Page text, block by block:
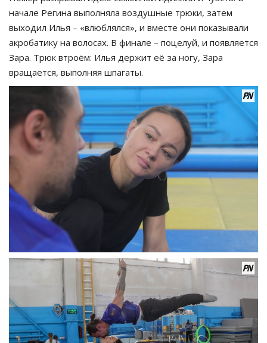
начале Регина выполняла воздушные трюки, затем
выходил Илья – «влюблялся», и вместе они показывали
акробатику на волосах. В финале – поцелуй, и появляется
Зара. Трюк втроём: Илья держит её за ногу, Зара
вращается, выполняя шпагаты.